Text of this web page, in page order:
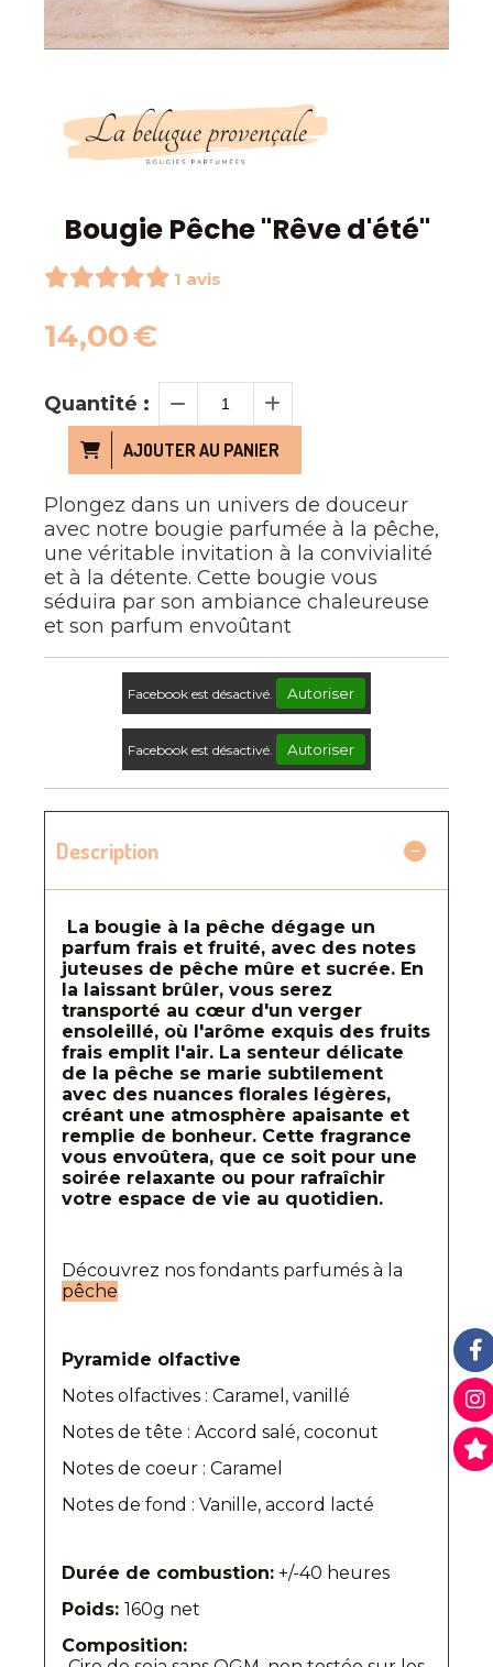
Bougie Pêche "Rêve d'été"
1 avis
14,00€
Quantité :
AJOUTER AU PANIER
Plongez dans un univers de douceur
avec notre bougie parfumée à la pêche,
une véritable invitation à la convivialité
et à la détente. Cette bougie vous
séduira par son ambiance chaleureuse
et son parfum envoûtant
Facebook est désactivé. Autoriser
Facebook est désactivé. Autoriser
Description
La bougie à la pêche dégage un
parfum frais et fruité, avec des notes
juteuses de pêche mûre et sucrée. En
la laissant brûler, vous serez
transporté au cœur d'un verger
ensoleillé, où l'arôme exquis des fruits
frais emplit l'air. La senteur délicate
de la pêche se marie subtilement
avec des nuances florales légères,
créant une atmosphère apaisante et
remplie de bonheur. Cette fragrance
vous envoûtera, que ce soit pour une
soirée relaxante ou pour rafraîchir
votre espace de vie au quotidien.
Découvrez nos fondants parfumés à la
pêche
Pyramide olfactive
Notes olfactives : Caramel, vanillé
Notes de tête : Accord salé, coconut
Notes de coeur : Caramel
Notes de fond : Vanille, accord lacté
Durée de combustion: +/-40 heures
Poids: 160g net
Composition: